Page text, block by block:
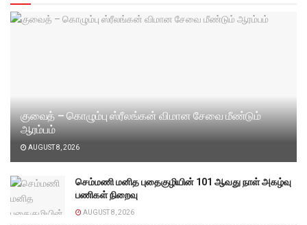
குவைத் – கொழும்பு ஸ்ரீலங்கன் விமான சேவை மீண்டும்
ஆரம்பம்
AUGUST 8, 2026
செம்மணி மனித புதைகுழியின் 101 ஆவது நாள் அகழ்வு
பணிகள் நிறைவு
AUGUST 8, 2026